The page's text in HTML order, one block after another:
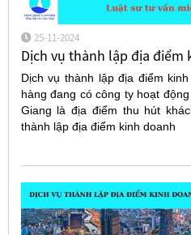
25-11-2024
Dịch vụ thành lập địa điểm
Dịch vụ thành lập địa điểm
hàng đang có công ty hoạt
Giang là địa điểm thu hút
thành lập địa điểm kinh doanh